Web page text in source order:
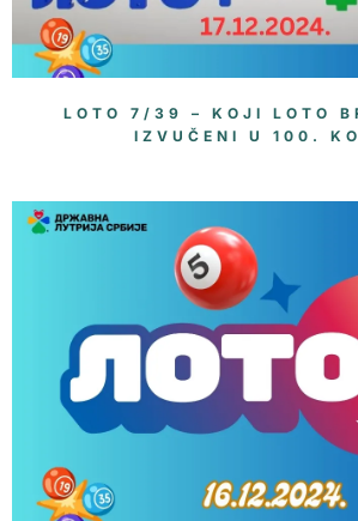
LOTO 7/39 – KOJI LOTO
IZVUČENI U 100.